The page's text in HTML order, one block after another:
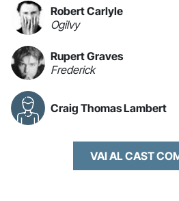
Robert Carlyle
Ogilvy
Rupert Graves
Frederick
Craig Thomas Lambert
VAI AL CAST